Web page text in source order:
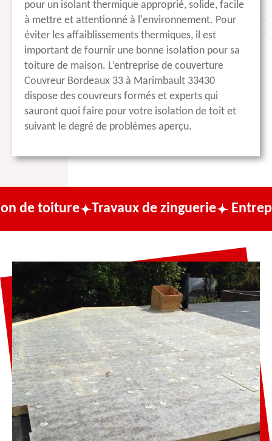
pour un isolant thermique approprié, solide, facile
à mettre et attentionné à l'environnement. Pour
éviter les affaiblissements thermiques, il est
important de fournir une bonne isolation pour sa
toiture de maison. L’entreprise de couverture
Couvreur Bordeaux 33 à Marimbault 33430
dispose des couvreurs formés et experts qui
sauront quoi faire pour votre isolation de toit et
suivant le degré de problèmes aperçu.
Travaux de zinguerie Entreprise de